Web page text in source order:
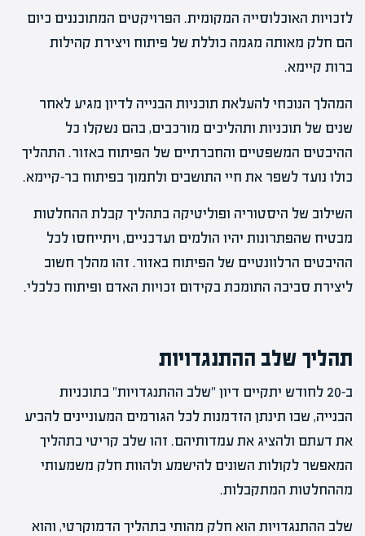
לזכויות האוכלוסייה המקומית. הפרויקטים המתוכננים כיום
הם חלק מאותה מגמה כוללת של פיתוח ויצירת קהילות
ברות קיימא.
המהלך הנוכחי להעלאת תוכניות הבנייה לדיון מגיע לאחר
שנים של תוכניות ותהליכים מורכבים, בהם נשקלו כל
ההיבטים המשפטיים והחברתיים של הפיתוח באזור. התהליך
כולו נועד לשפר את חיי התושבים ולתמוך בפיתוח בר-קיימא.
השילוב של היסטוריה ופוליטיקה בתהליך קבלת ההחלטות
מבטיח שהפתרונות יהיו הולמים ועדכניים, ויתייחסו לכל
ההיבטים הרלוונטיים של הפיתוח באזור. זהו מהלך חשוב
ליצירת סביבה התומכת בקידום זכויות האדם ופיתוח כלכלי.
תהליך שלב ההתנגדויות
ב-20 לחודש יתקיים דיון "שלב ההתנגדויות" בתוכניות
הבנייה, שבו תינתן הזדמנות לכל הגורמים המעוניינים להביע
את דעתם ולהציג את עמדותיהם. זהו שלב קריטי בתהליך
המאפשר לקולות השונים להישמע ולהוות חלק משמעותי
מההחלטות המתקבלות.
שלב ההתנגדויות הוא חלק מהותי בתהליך הדמוקרטי, והוא